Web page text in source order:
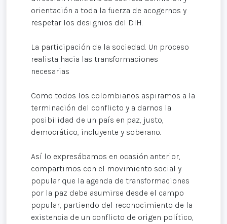
orientación a toda la fuerza de acogernos y
respetar los designios del DIH.
La participación de la sociedad. Un proceso
realista hacia las transformaciones
necesarias
Como todos los colombianos aspiramos a la
terminación del conflicto y a darnos la
posibilidad de un país en paz, justo,
democrático, incluyente y soberano.
Así lo expresábamos en ocasión anterior,
compartimos con el movimiento social y
popular que la agenda de transformaciones
por la paz debe asumirse desde el campo
popular, partiendo del reconocimiento de la
existencia de un conflicto de origen político,